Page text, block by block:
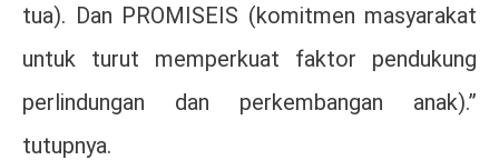
tua). Dan PROMISEIS (komitmen masyarakat
untuk turut memperkuat faktor pendukung
perlindungan dan perkembangan anak).”
tutupnya.